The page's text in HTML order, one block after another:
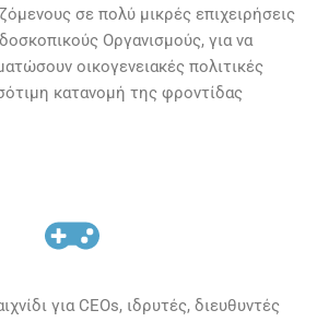
σε πολύ μικρές επιχειρήσεις
Οργανισμούς, για να
οικογενειακές πολιτικές
κατανομή της φροντίδας
για CEOs, ιδρυτές, διευθυντές